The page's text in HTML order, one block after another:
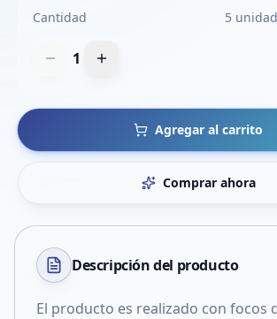
Cantidad 5
1
Agregar al carrito
Comprar ahora
Descripción del producto
El producto es realizado con focos